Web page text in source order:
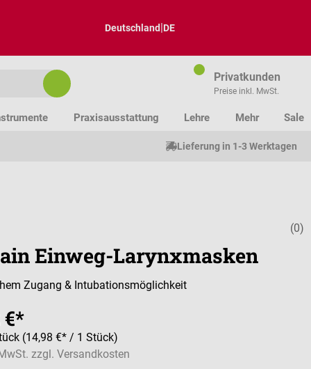
Deutschland|DE
Privatkunden
Preise inkl. MwSt.
Praxisausstattung Lehre Mehr Sale
Lieferung in 1-3 Werktagen
(0)
Einweg-Larynxmasken
Zugang & Intubationsmöglichkeit
€*
(14,98 €* / 1 Stück)
zzgl. Versandkosten